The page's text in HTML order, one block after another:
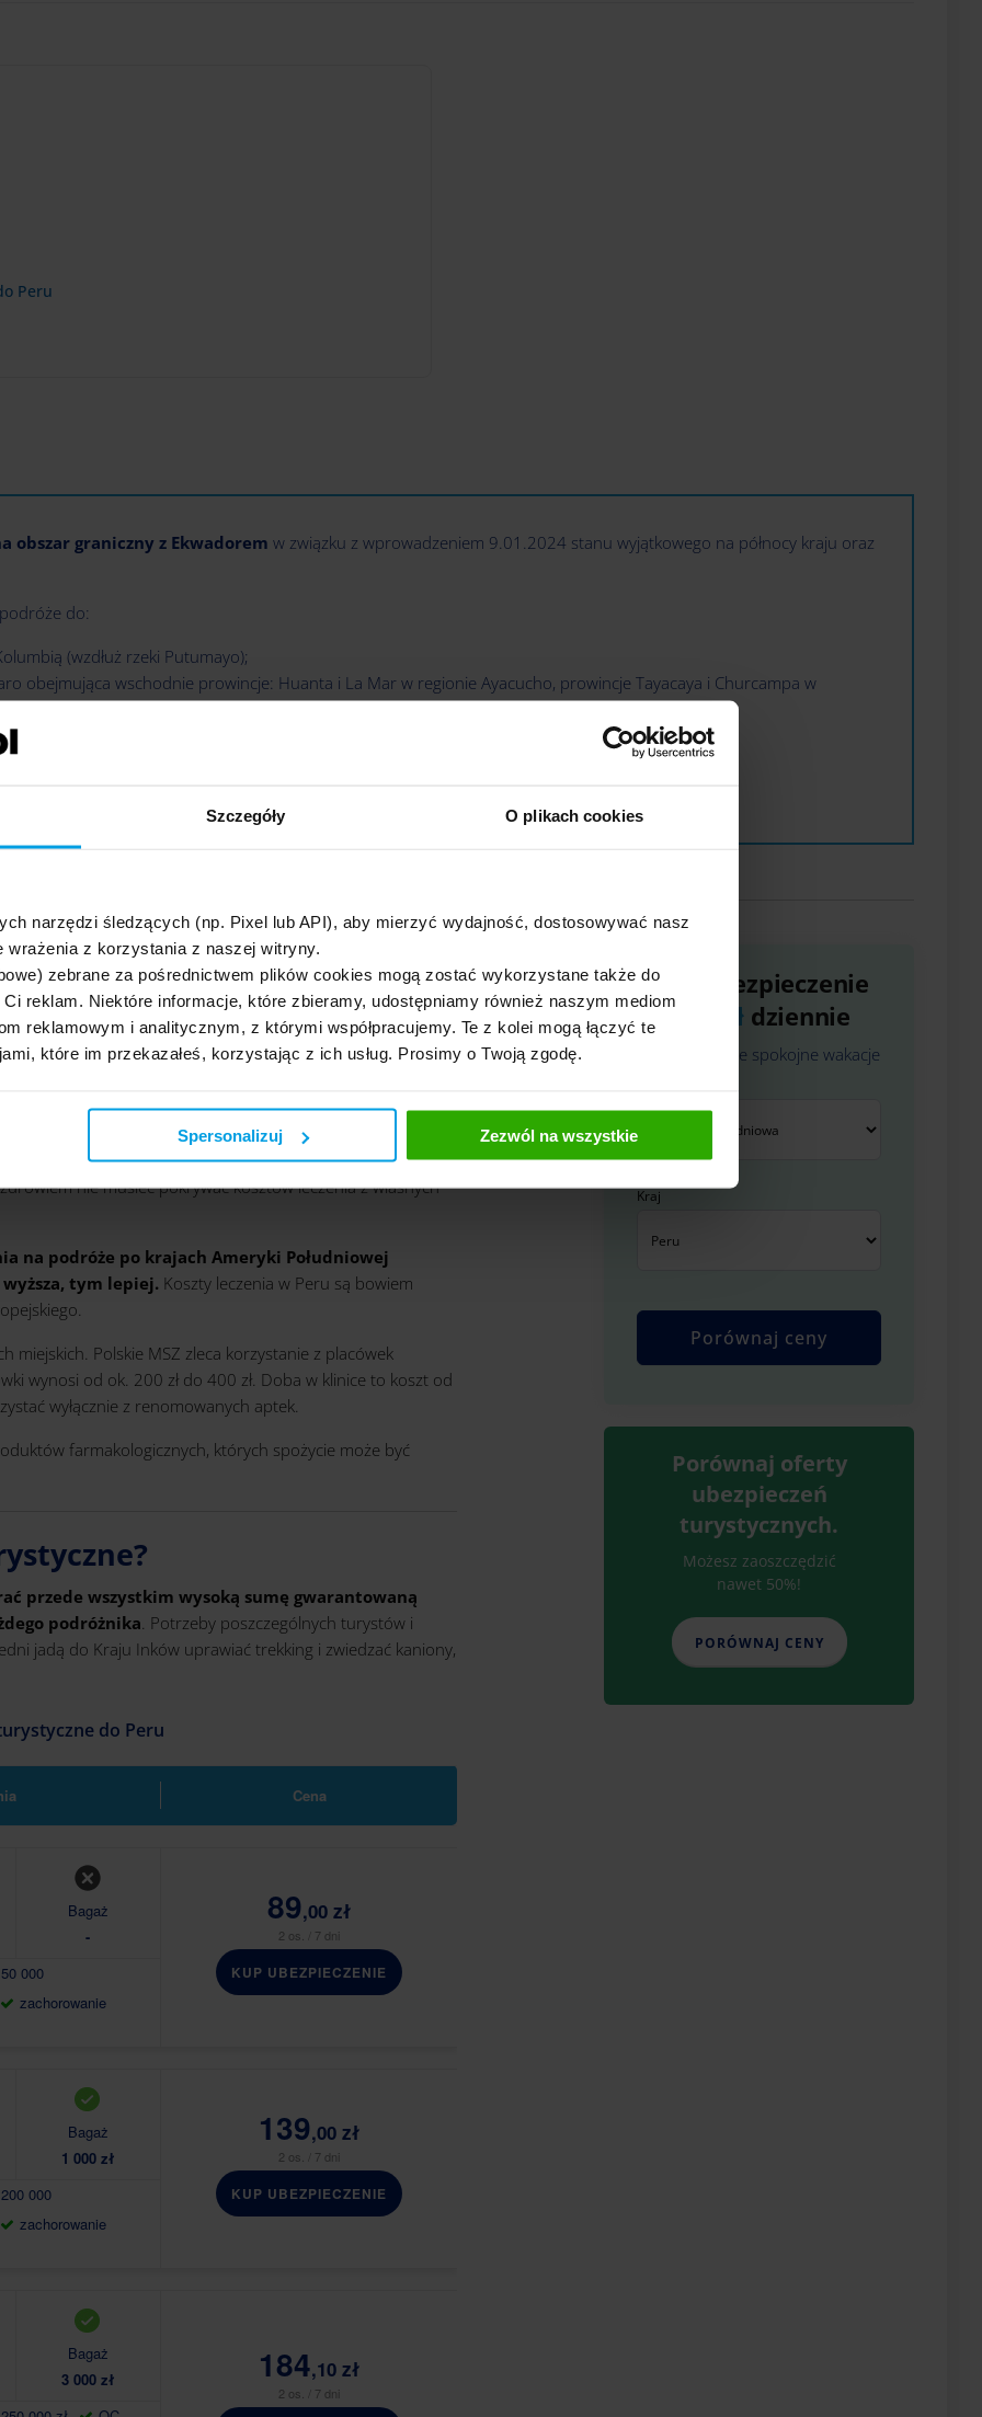
Szczegóły O plikach cookies
narzędzi śledzących (np. Pixel lub API), aby mierzyć wydajność, dostosowywać nasz
wrażenia z korzystania z naszej witryny.
zebrane za pośrednictwem plików cookies mogą zostać wykorzystane także do
reklam. Niektóre informacje, które zbieramy, udostępniamy również naszym mediom
reklamowym i analitycznym, z którymi współpracujemy. Te z kolei mogą łączyć te
które im przekazałeś, korzystając z ich usług. Prosimy o Twoją zgodę.
Spersonalizuj Zezwól na wszystkie
Peru
obszar graniczny z Ekwadorem w związku z wprowadzeniem 9.01.2024 stanu wyjątkowego na północy kraju oraz
do:
(wzdłuż rzeki Putumayo);
obejmująca wschodnie prowincje: Huanta i La Mar w regionie Ayacucho, prowincje Tayacaya i Churcampa w
Concepción w regionie Junin oraz prowincję La Convención w regionie Cusco);
oraz region Apurimac z powodu niepokojów społecznych.
czy obowiązuje?
nam absolutnie żadnej ochrony.Działa
Południowej jest zwyczajnie zbędna.
nie musieć pokrywać kosztów leczenia z własnych
na podróże po krajach Ameryki Południowej
tym lepiej. Koszty leczenia w Peru są bowiem
miejskich. Polskie MSZ zleca korzystanie z placówek
wynosi od ok. 200 zł do 400 zł. Doba w klinice to koszt od
wyłącznie z renomowanych aptek.
farmakologicznych, których spożycie może być
przede wszystkim wysoką sumę gwarantowaną
podróżnika. Potrzeby poszczególnych turystów i
jadą do Kraju Inków uprawiać trekking i zwiedzać kaniony,
do Peru
Cena
Bagaż
-
000
zachorowanie
89,00 zł
2 os. / 7 dni
KUP UBEZPIECZENIE
Bagaż
1 000 zł
000
zachorowanie
139,00 zł
2 os. / 7 dni
KUP UBEZPIECZENIE
Bagaż
3 000 zł
184,10 zł
2 os. / 7 dni
Kup ubezpieczenie
od 3 złdziennie
Zapewnij sobie spokojne wakacje
Kraj
Porównaj oferty
ubezpieczeń
turystycznych.
Możesz zaoszczędzić
nawet 50%!
PORÓWNAJ CENY